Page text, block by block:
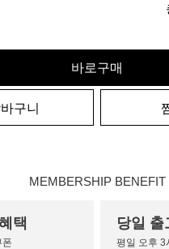
바로구매
구니
MEMBERSHIP BENEFIT
택
폰
당일 출
평일 오후 3